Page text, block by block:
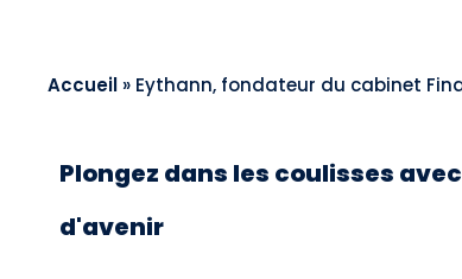
Accueil » Eythann, fondateur du cabinet
Plongez dans les coulisses
d'avenir